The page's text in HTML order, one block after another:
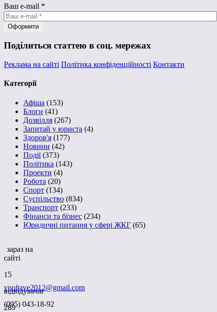
Ваш e-mail *
Поділиться статтею в соц. мережах
Реклама на сайті Політика конфіденційності Контакти
Категорії
Афіша (153)
Блоги (41)
Дозвілля (267)
Запитай у юриста (4)
Здоров'я (177)
Новини (42)
Події(373)
Політика (143)
Проекти (4)
Робота (20)
Спорт (134)
Суспільство (834)
Транспорт (233)
Фінанси та бізнес (234)
Юридичні питання у сфері ЖКГ (65)
зараз на
сайті
15
відвідувачів
289
vpoltave2012@gmail.com
(095) 043-18-92